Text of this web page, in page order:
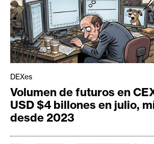
DEXes
Volumen de futuros en
USD $4 billones en julio,
desde 2023